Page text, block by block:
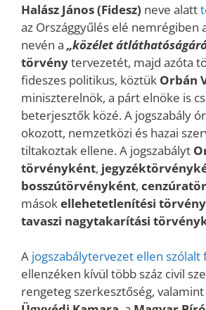
Halász János (Fidesz) neve alatt
az Országgyűlés elé nemrégiben
nevén a „közélet
törvénytervezetét, majd azóta
fideszes politikus, köztük Orbán
miniszterelnök, a párt elnöke is
beterjesztők közé. A jogszabály
okozott, nemzetközi és hazai
tiltakoztak ellene. A jogszabályt
törvényként,
bosszútörvényként,
másokellehetetlenítési
tavaszi nagytakarítási
A jogszabálytervezet ellen szólalt
ellenzéken kívül több száz civil
rengeteg szerkesztőség, valamint